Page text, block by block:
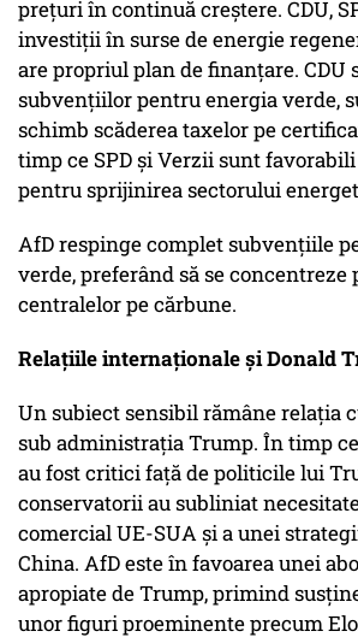
prețuri în continuă creștere. CDU,
investiții în surse de energie
are propriul plan de finanțare. CDU
subvențiilor pentru energia verde,
schimb scăderea taxelor pe
timp ce SPD și Verzii sunt
pentru sprijinirea sectorului
AfD respinge complet subvențiile
verde, preferând să se concentreze
centralelor pe cărbune.
Relațiile internaționale și Donald
Un subiect sensibil rămâne relația
sub administrația Trump. În timp
au fost critici față de politicile lui
conservatorii au subliniat
comercial UE-SUA și a unei
China. AfD este în favoarea unei
apropiate de Trump, primind
unor figuri proeminente precum